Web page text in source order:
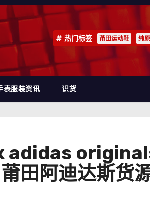
热门标签 莆田运动鞋 纯
表服装资讯 识货
x adidas
田阿迪达斯货